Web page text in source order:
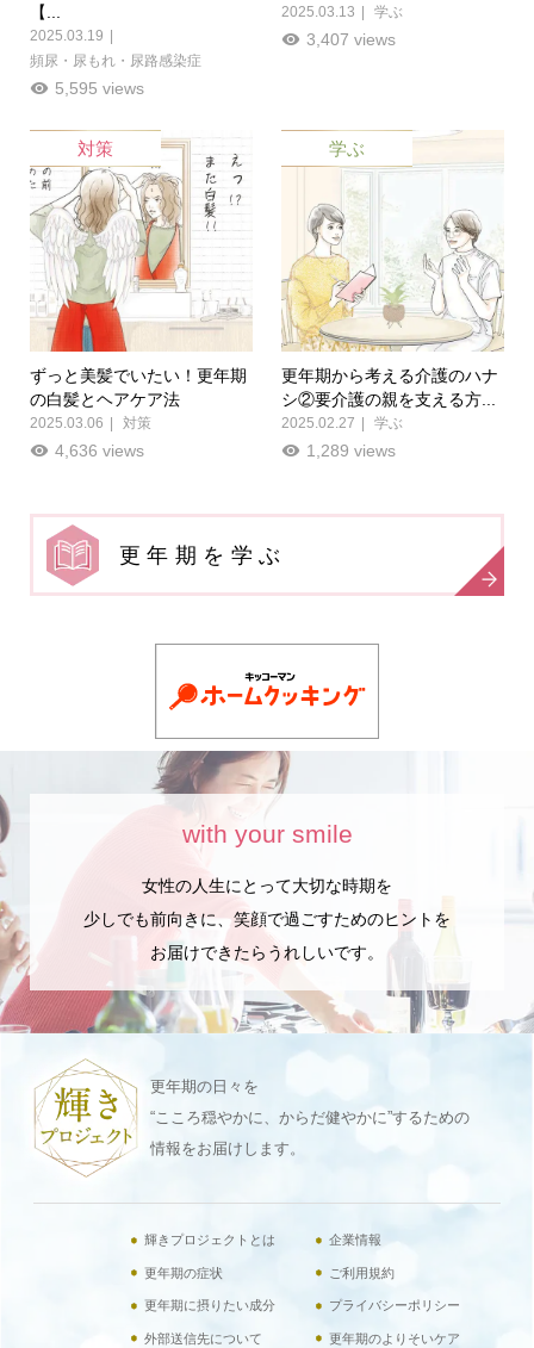
【...
2025.03.19
頻尿・尿もれ・尿路感染症
5,595 views
2025.03.13 学ぶ
3,407 views
対策
ずっと美髪でいたい！更年期
の白髪とヘアケア法
2025.03.06 対策
4,636 views
学ぶ
更年期から考える介護のハナ
シ②要介護の親を支える方...
2025.02.27 学ぶ
1,289 views
更年期を学ぶ
with your smile
女性の人生にとって大切な時期を
少しでも前向きに、笑顔で過ごすためのヒントを
お届けできたらうれしいです。
更年期の日々を
“こころ穏やかに、からだ健やかに”するための
情報をお届けします。
輝きプロジェクトとは 企業情報
更年期の症状 ご利用規約
更年期に摂りたい成分 プライバシーポリシー
外部送信先について 更年期のよりそいケア